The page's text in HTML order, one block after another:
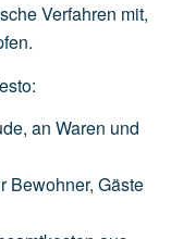
Verfahren mit,
an Waren und
Bewohner, Gäste